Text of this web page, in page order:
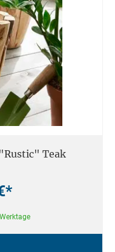
Teak